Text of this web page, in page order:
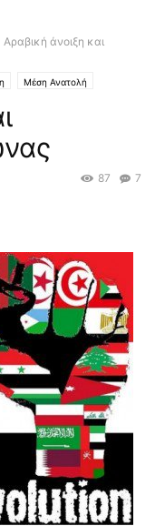
Αραβική άνοιξη και
Μέση Ανατολή
7
87